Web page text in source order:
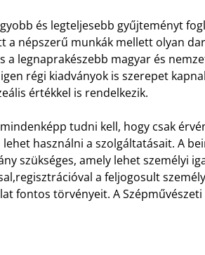
és legteljesebb gyűjteményt
népszerű munkák mellett olyan
a legnaprakészebb magyar és
régi kiadványok is szerepet
értékkel is rendelkezik.
tudni kell, hogy csak
használni a szolgáltatásait. A
szükséges, amely lehet személyi
a feljogosult
fontos törvényeit. A